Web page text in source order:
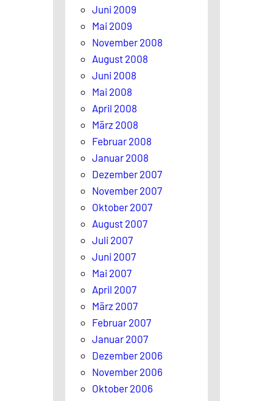
Juni 2009
Mai 2009
November 2008
August 2008
Juni 2008
Mai 2008
April 2008
März 2008
Februar 2008
Januar 2008
Dezember 2007
November 2007
Oktober 2007
August 2007
Juli 2007
Juni 2007
Mai 2007
April 2007
März 2007
Februar 2007
Januar 2007
Dezember 2006
November 2006
Oktober 2006